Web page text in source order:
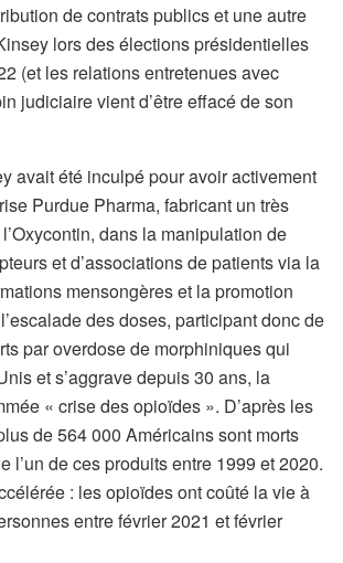
de contrats publics et une autre
lors des élections présidentielles
(et les relations entretenues avec
judiciaire vient d’être effacé de son
avait été inculpé pour avoir activement
Purdue Pharma, fabricant un très
dans la manipulation de
et d’associations de patients via la
mensongères et la promotion
des doses, participant donc de
par overdose de morphiniques qui
et s’aggrave depuis 30 ans, la
« crise des opioïdes ». D’après les
de 564 000 Américains sont morts
l’un de ces produits entre 1999 et 2020.
: les opioïdes ont coûté la vie à
entre février 2021 et février